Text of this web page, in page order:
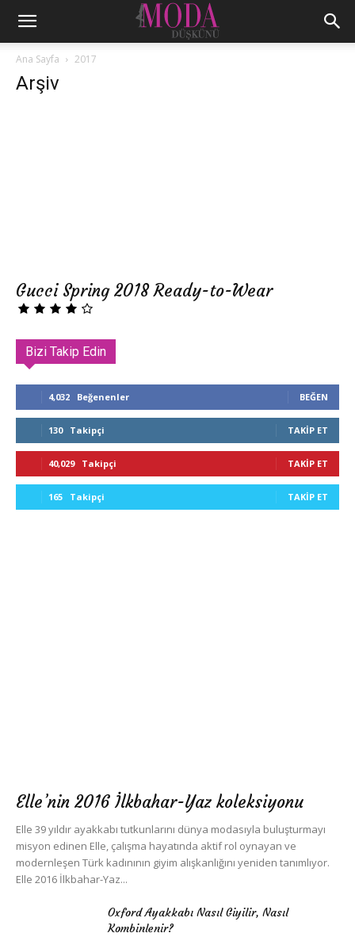
Ana Sayfa 2017
Arşiv
Gucci Spring 2018 Ready-to-Wear
Bizi Takip Edin
4,032 Beğenenler BEĞEN
130 Takipçi TAKIP ET
40,029 Takipçi TAKIP ET
165 Takipçi TAKIP ET
Elle’nin 2016 İlkbahar-Yaz koleksiyonu
Elle 39 yıldır ayakkabı tutkunlarını dünya modasıyla buluşturmayı
misyon edinen Elle, çalışma hayatında aktif rol oynayan ve
modernleşen Türk kadınının giyim alışkanlığını yeniden tanımlıyor.
Elle 2016 İlkbahar-Yaz...
Oxford Ayakkabı Nasıl Giyilir, Nasıl
Kombinlenir?